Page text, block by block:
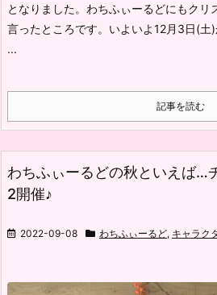
となりました。 わちふぃーるどにもクリ
言ったところです。 いよいよ12月3日(土)
...
記事を読む
わちふぃーるどの秋といえば…
2開催♪
2022-09-08 わちふぃーるど, キャラク